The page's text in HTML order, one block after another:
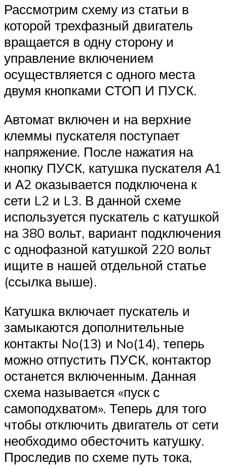
Рассмотрим схему из статьи в
которой трехфазный двигатель
вращается в одну сторону и
управление включением
осуществляется с одного места
двумя кнопками СТОП И ПУСК.
Автомат включен и на верхние
клеммы пускателя поступает
напряжение. После нажатия на
кнопку ПУСК, катушка пускателя А1
и А2 оказывается подключена к
сети L2 и L3. В данной схеме
используется пускатель с катушкой
на 380 вольт, вариант подключения
с однофазной катушкой 220 вольт
ищите в нашей отдельной статье
(ссылка выше).
Катушка включает пускатель и
замыкаются дополнительные
контакты No(13) и No(14), теперь
можно отпустить ПУСК, контактор
останется включенным. Данная
схема называется «пуск с
самоподхватом». Теперь для того
чтобы отключить двигатель от сети
необходимо обесточить катушку.
Проследив по схеме путь тока,